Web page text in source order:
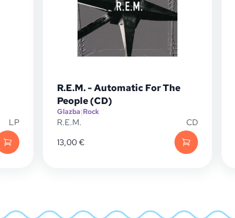
LP
R.E.M. - Automatic For The
People (CD)
Glazba|Rock
R.E.M.
CD
13,00€